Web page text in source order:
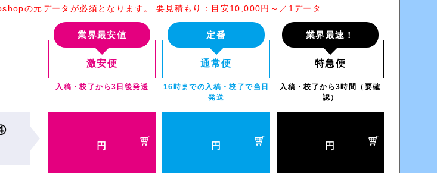
の元データが必須となります。 要見積もり：目安10,000円～／1データ
激安便
入稿・校了から3日後発送
業界最安値
通常便
16時までの入稿・校了で当日
発送
定番
特急便
入稿・校了から3時間（要確
認）
業界最速！
円 円 円